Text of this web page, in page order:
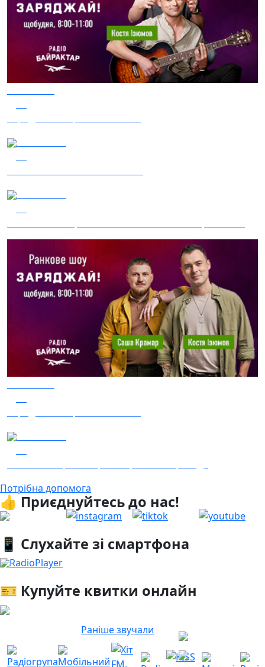
Раніше звучали
Потрібна допомога
👍 Приєднуйтесь до нас!
📱 Слухайте зі смартфона
RadioPlayer
🎫 Купуйте квитки онлайн